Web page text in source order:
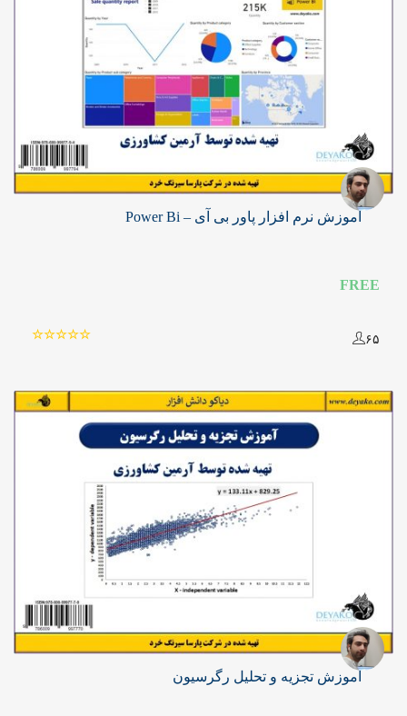
آموزش نرم افزار پاور بی آی – Power Bi
FREE
۶۵
آموزش تجزیه و تحلیل رگرسیون